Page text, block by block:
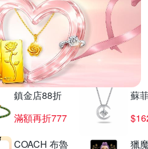
鎮金店88折
滿額再折777
蘇
COACH 布魯
獵